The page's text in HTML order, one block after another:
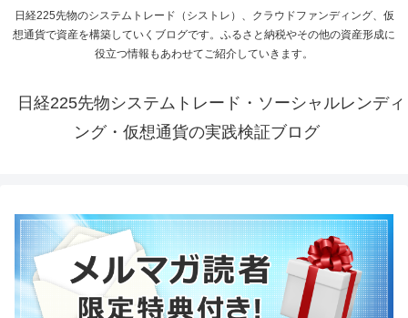
日経225先物のシステムトレード（シストレ）、クラウドファンディング、仮
想通貨で資産を構築していくブログです。ふるさと納税やその他の資産形成に
役立つ情報もあわせてご紹介していきます。
日経225先物システムトレード・ソーシャルレンディ
ング・仮想通貨の実践検証ブログ